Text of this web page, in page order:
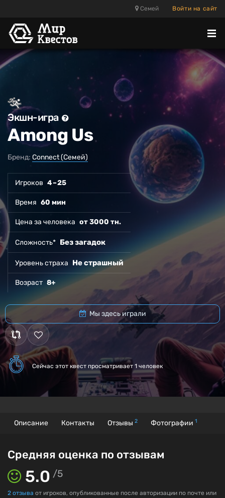
Семей Войти на сайт
Экшн-игра
Among Us
Бренд: Connect (Семей)
Игроков 4 – 25
Время 60 мин
Цена за человека от 3000 тн.
Сложность* Без загадок
Уровень страха Не страшный
Возраст 8+
Мы здесь играли
Сейчас этот квест просматривает 1 человек
Описание Контакты Отзывы 2 Фотографии 1
Средняя оценка по отзывам
5.0 /5
2 отзыва от игроков, опубликованные после авторизации по почте или